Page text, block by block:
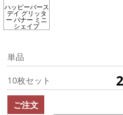
ハッピーバース
デイ グリッタ
ー バナー ミニ
シェイプ
単品
10枚セット
ご注文